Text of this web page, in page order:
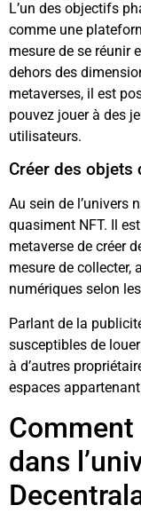
L’un des objectifs
comme une
mesure de se réunir
dehors des
metaverses, il est
pouvez jouer à des
utilisateurs.
Créer des
Au sein de l’univers
quasiment NFT. Il
metaverse de créer
mesure de collecter,
numériques selon
Parlant de la
susceptibles de
à d’autres
espaces
Comment
dans